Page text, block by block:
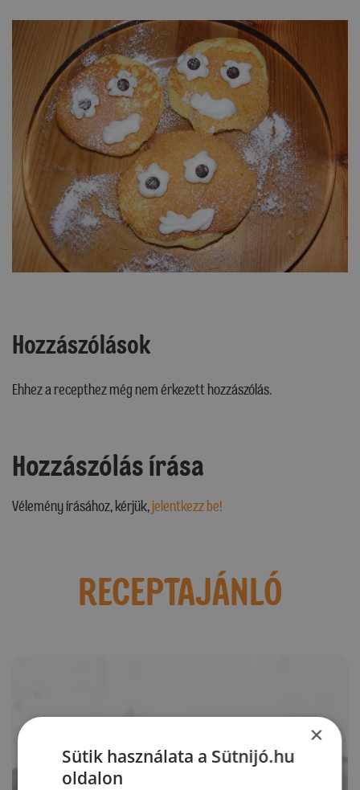
Hozzászólások
Ehhez a recepthez még nem érkezett hozzászólás.
Hozzászólás írása
Vélemény írásához, kérjük,jelentkezz be!
RECEPTAJÁNLÓ
×
Sütik használata a Sütnijó.hu
oldalon